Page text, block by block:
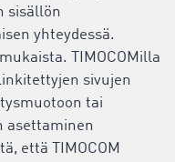
sisällön
yhteydessä.
TIMOCOMilla
sivujen
tai
asettaminen
että TIMOCOM